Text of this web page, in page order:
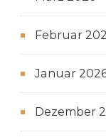
Februar
Januar
Dezember